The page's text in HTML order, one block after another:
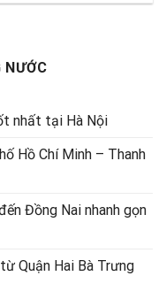
NƯỚC
nhất tại Hà Nội
Hồ Chí Minh – Thanh
Đồng Nai nhanh gọn
Quận Hai Bà Trưng